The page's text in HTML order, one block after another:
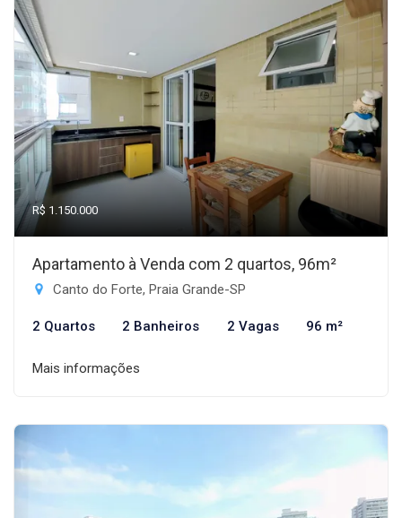
R$ 1.150.000
Apartamento à Venda com 2 quartos, 96m²
Canto do Forte, Praia Grande-SP
2 Quartos 2 Banheiros 2 Vagas 96 m²
Mais informações